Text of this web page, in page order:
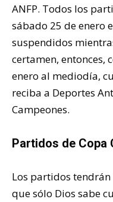
ANFP. Todos los
sábado 25 de enero
suspendidos
certamen, entonces,
enero al mediodía,
reciba a Deportes
Campeones.
Partidos de Copa
Los partidos
que sólo Dios sabe